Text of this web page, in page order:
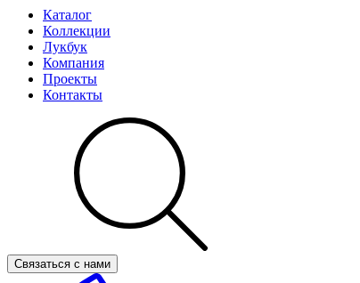
Каталог
Коллекции
Лукбук
Компания
Проекты
Контакты
Связаться с нами